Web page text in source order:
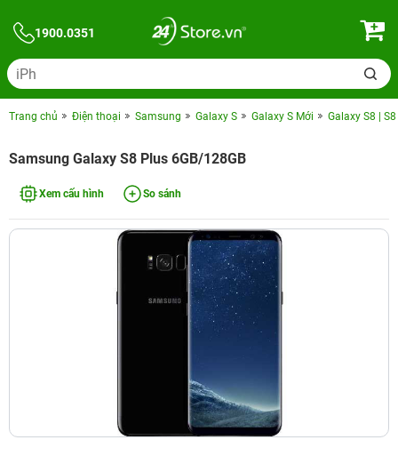
1900.0351
Trang chủ Điện thoại Samsung Galaxy S Galaxy S Mới Galaxy S8 |
Samsung Galaxy S8 Plus 6GB/128GB
Xem cấu hình So sánh